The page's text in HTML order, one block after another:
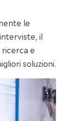
le
il
e
soluzioni.